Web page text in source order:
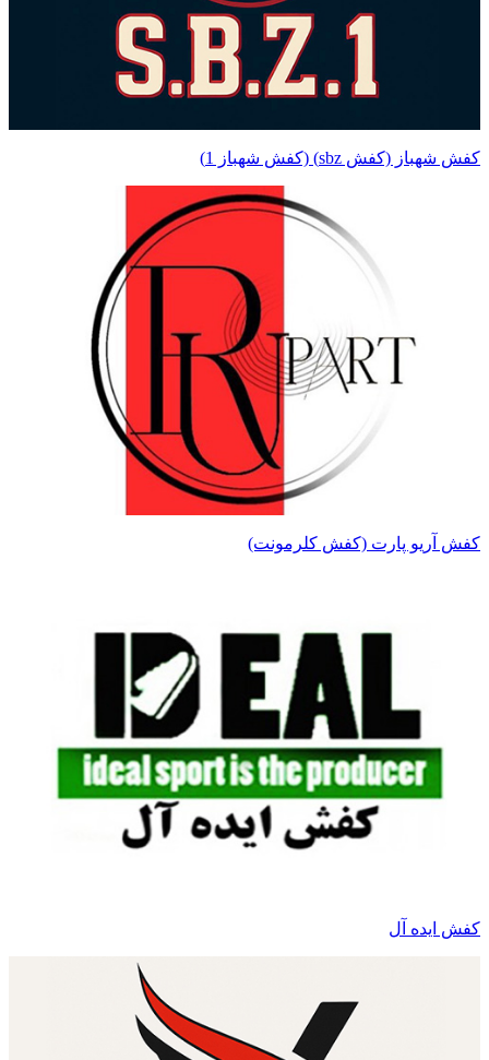
کفش شهباز (کفش sbz) (کفش شهباز 1)
کفش آریو پارت (کفش کلرمونت)
کفش ایده آل